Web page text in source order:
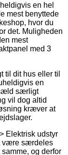
en hel
mest benyttede
hvor du
det. Muligheden
mest
med 3
til dit hus eller til
en
særligt
vil dog altid
kræver at
Elektrisk udstyr
være særdeles
og derfor